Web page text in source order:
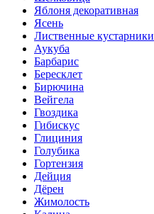
Яблоня декоративная
Ясень
Лиственные кустарники
Аукуба
Барбарис
Бересклет
Бирючина
Вейгела
Гвоздика
Гибискус
Глициния
Голубика
Гортензия
Дейция
Дёрен
Жимолость